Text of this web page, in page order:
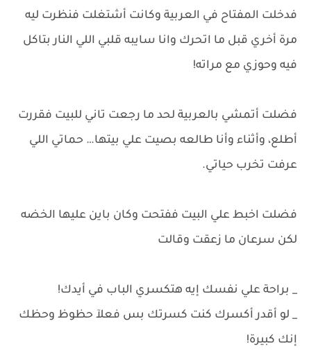
فدخلت المفتاح في العربية وكانت أشتغلت فنظرت ليه
مرة أخري قبل ما اتحرك وانا سايبه قلبي اللي النار بتاكل
فيه وحوزي مع مراته!
فضلت أتمشي بالعربية لحد ما رجعت تاني للبيت فقررت
أطلع، وأثناء وأنا طالعه بصيت علي بيتها… حماتي اللي
عرفت تخرب حياتي.
فضلت اخبط علي البيت ففتحت وكان باين عليها الخضه
لكن سرعان ما زعقت وقالت
_ براحة علي نفسك إيه هتكسري الباب في أيدك!
_ لو أقدر أكسرك كنت كسرتك بس فعلآ حظوظ وحظك
إنك كبيرة!